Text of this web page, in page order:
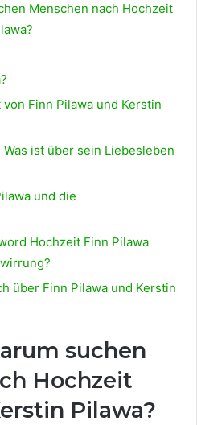
Menschen nach Hochzeit
Finn Pilawa und Kerstin
ist über sein Liebesleben
und die
Hochzeit Finn Pilawa
über Finn Pilawa und Kerstin
suchen
Hochzeit
Pilawa?